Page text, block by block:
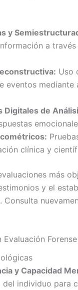
y
a
Uso
eventos
Digitales de
clínica y
más
y el
Forense
y Capacidad
del individuo para